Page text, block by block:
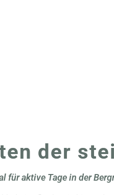
der
für aktive Tage in der